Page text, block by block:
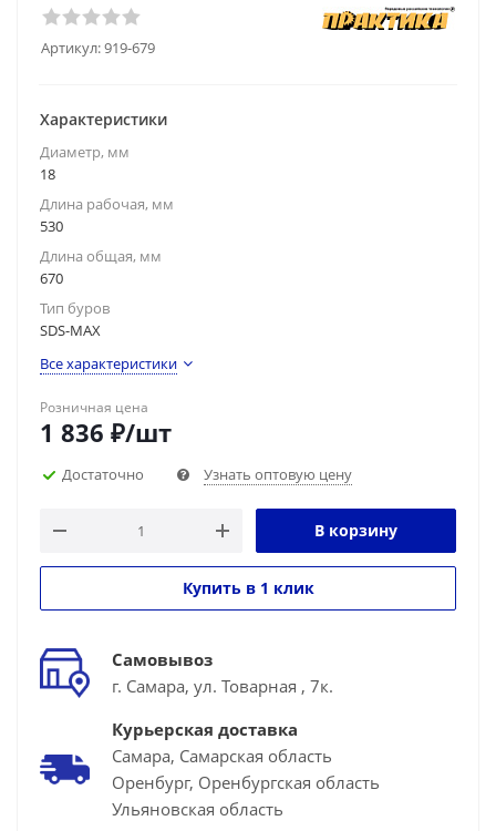
Артикул:919-679
Характеристики
Диаметр, мм
18
Длина рабочая, мм
530
Длина общая, мм
670
Тип буров
SDS-MAX
Все характеристики
Розничная цена
1 836 ₽/шт
Достаточно Узнать оптовую цену
В корзину
Купить в 1 клик
Самовывоз
г. Самара, ул. Товарная , 7к.
Курьерская доставка
Самара, Самарская область
Оренбург, Оренбургская область
Ульяновская область